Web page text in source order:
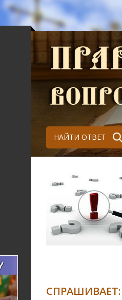
НАЙТИ ОТВЕТ
СПРАШИВАЕТ: